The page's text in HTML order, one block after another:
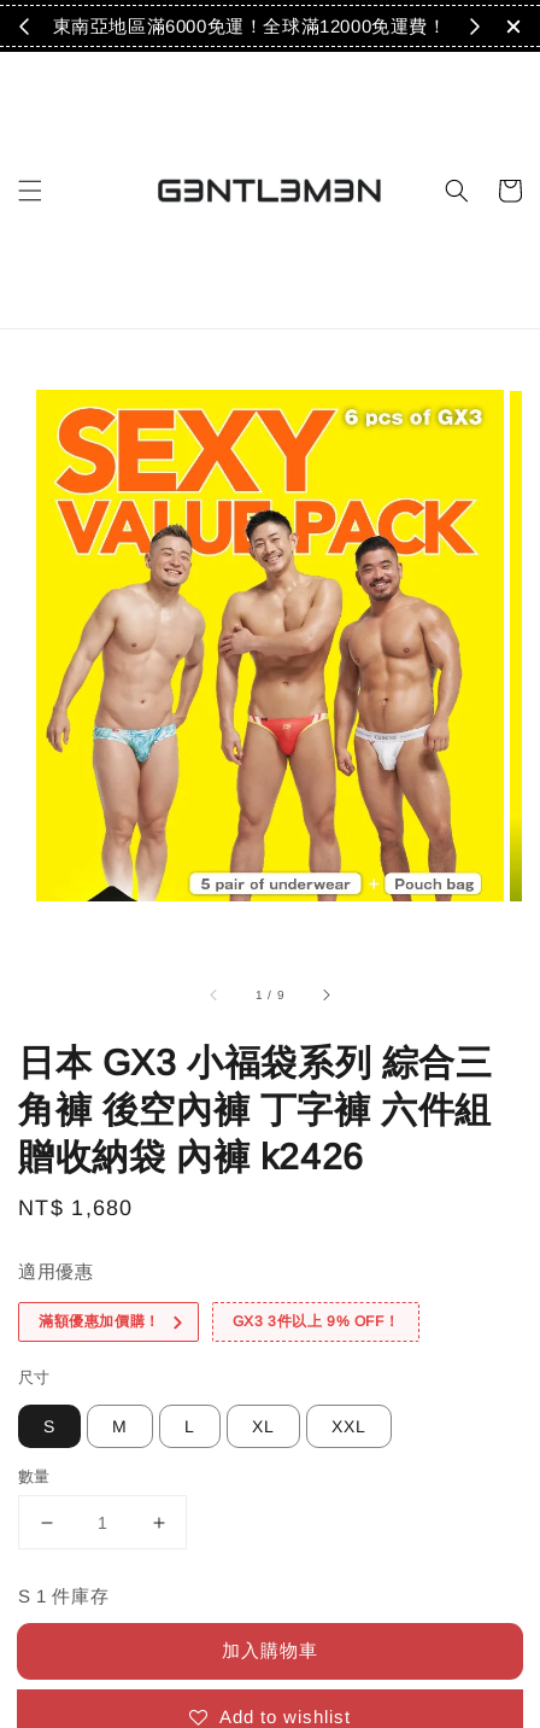
！ 東南亞地區滿6000免運！全球滿12000免運費！
1 / 9
日本 GX3 小福袋系列 綜合三
角褲 後空內褲 丁字褲 六件組
贈收納袋 內褲 k2426
Regular
NT$ 1,680
適用優惠
滿額優惠加價購！ GX3 3件以上 9% OFF！
尺寸
S M L XL XXL
數量
S 1 件庫存
加入購物車
Add to wishlist